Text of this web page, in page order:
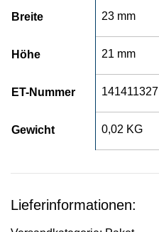
Breite 23 mm
Höhe 21 mm
ET-Nummer 141411327
Gewicht 0,02 KG
Lieferinformationen: